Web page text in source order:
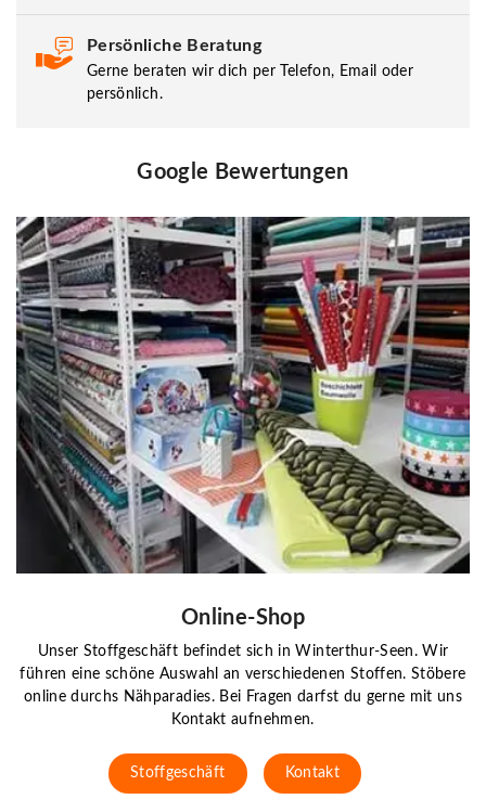
Persönliche Beratung
Gerne beraten wir dich per Telefon, Email oder
persönlich.
Google Bewertungen
Online-Shop
Unser Stoffgeschäft befindet sich in Winterthur-Seen. Wir
führen eine schöne Auswahl an verschiedenen Stoffen. Stöbere
online durchs Nähparadies. Bei Fragen darfst du gerne mit uns
Kontakt aufnehmen.
Stoffgeschäft Kontakt